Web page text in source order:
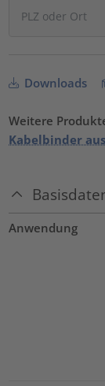
Downloads
Weitere
Kabelbinder
Anwendung